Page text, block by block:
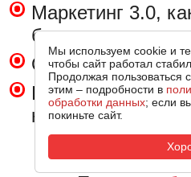
Маркетинг 3.0,
быть первым
Очереди в
Как попасть на
каналы?
Мы используем cookie и
чтобы сайт работал
Продолжая пользоваться
этим – подробности в
обработки данных; если
покиньте сайт.